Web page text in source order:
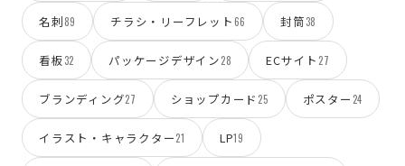
名刺89 チラシ・リーフレット66 封筒38
看板32 パッケージデザイン28 ECサイト 27
ブランディング27 ショップカード 25 ポスター 24
イラスト・キャラクター21 LP19